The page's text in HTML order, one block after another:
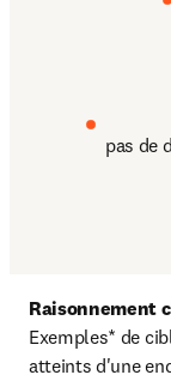
pas de
Raisonnement
Exemples* de
atteints d'une